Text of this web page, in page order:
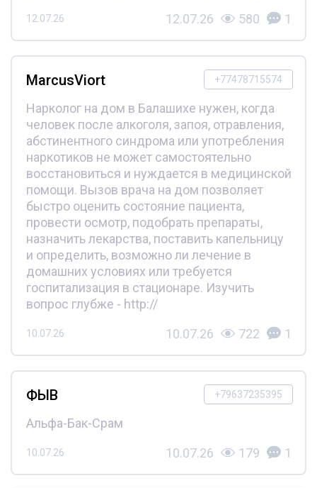
12.07.26 12.07.26 580 1
+77478715574
MarcusViort
Нарколог на дом в Балашихе нужен, когда
человек после алкоголя, запоя, отравления,
абстинентного синдрома или употребления
наркотиков не может самостоятельно
восстановиться и нуждается в медицинской
помощи. Вызов врача на дом позволяет
быстро оценить состояние пациента,
провести осмотр, подобрать препараты,
назначить лекарства, поставить капельницу
и определить, возможно ли лечение в
домашних условиях или требуется
госпитализация в стационаре. Изучить
вопрос глубже - http://
10.07.26 10.07.26 722 1
+79637235395
ФЫВ
Альфа-Бак-Срам
10.07.26 10.07.26 179 1